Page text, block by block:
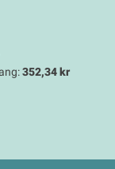
352,34 kr